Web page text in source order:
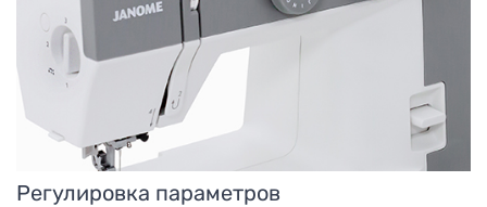
Регулировка параметров